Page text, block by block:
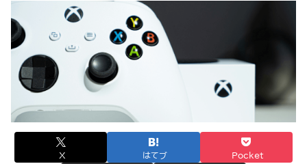
X はてブ Pocket